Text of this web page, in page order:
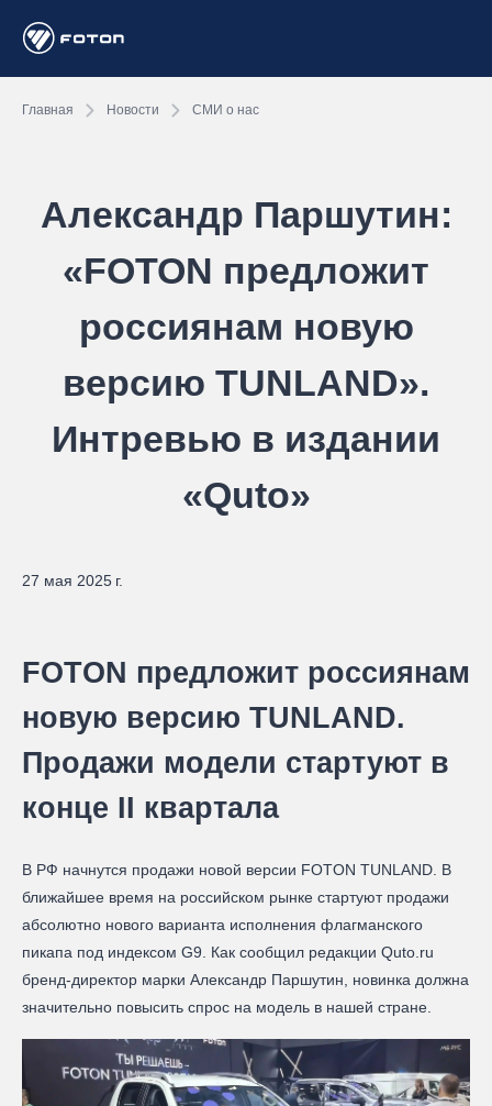
Главная Новости СМИ о нас
Александр Паршутин:
«FOTON предложит
россиянам новую
версию TUNLAND».
Интревью в издании
«Quto»
27 мая 2025 г.
FOTON предложит россиянам
новую версию TUNLAND.
Продажи модели стартуют в
конце II квартала
В РФ начнутся продажи новой версии FOTON TUNLAND. В
ближайшее время на российском рынке стартуют продажи
абсолютно нового варианта исполнения флагманского
пикапа под индексом G9. Как сообщил редакции Quto.ru
бренд-директор марки Александр Паршутин, новинка должна
значительно повысить спрос на модель в нашей стране.